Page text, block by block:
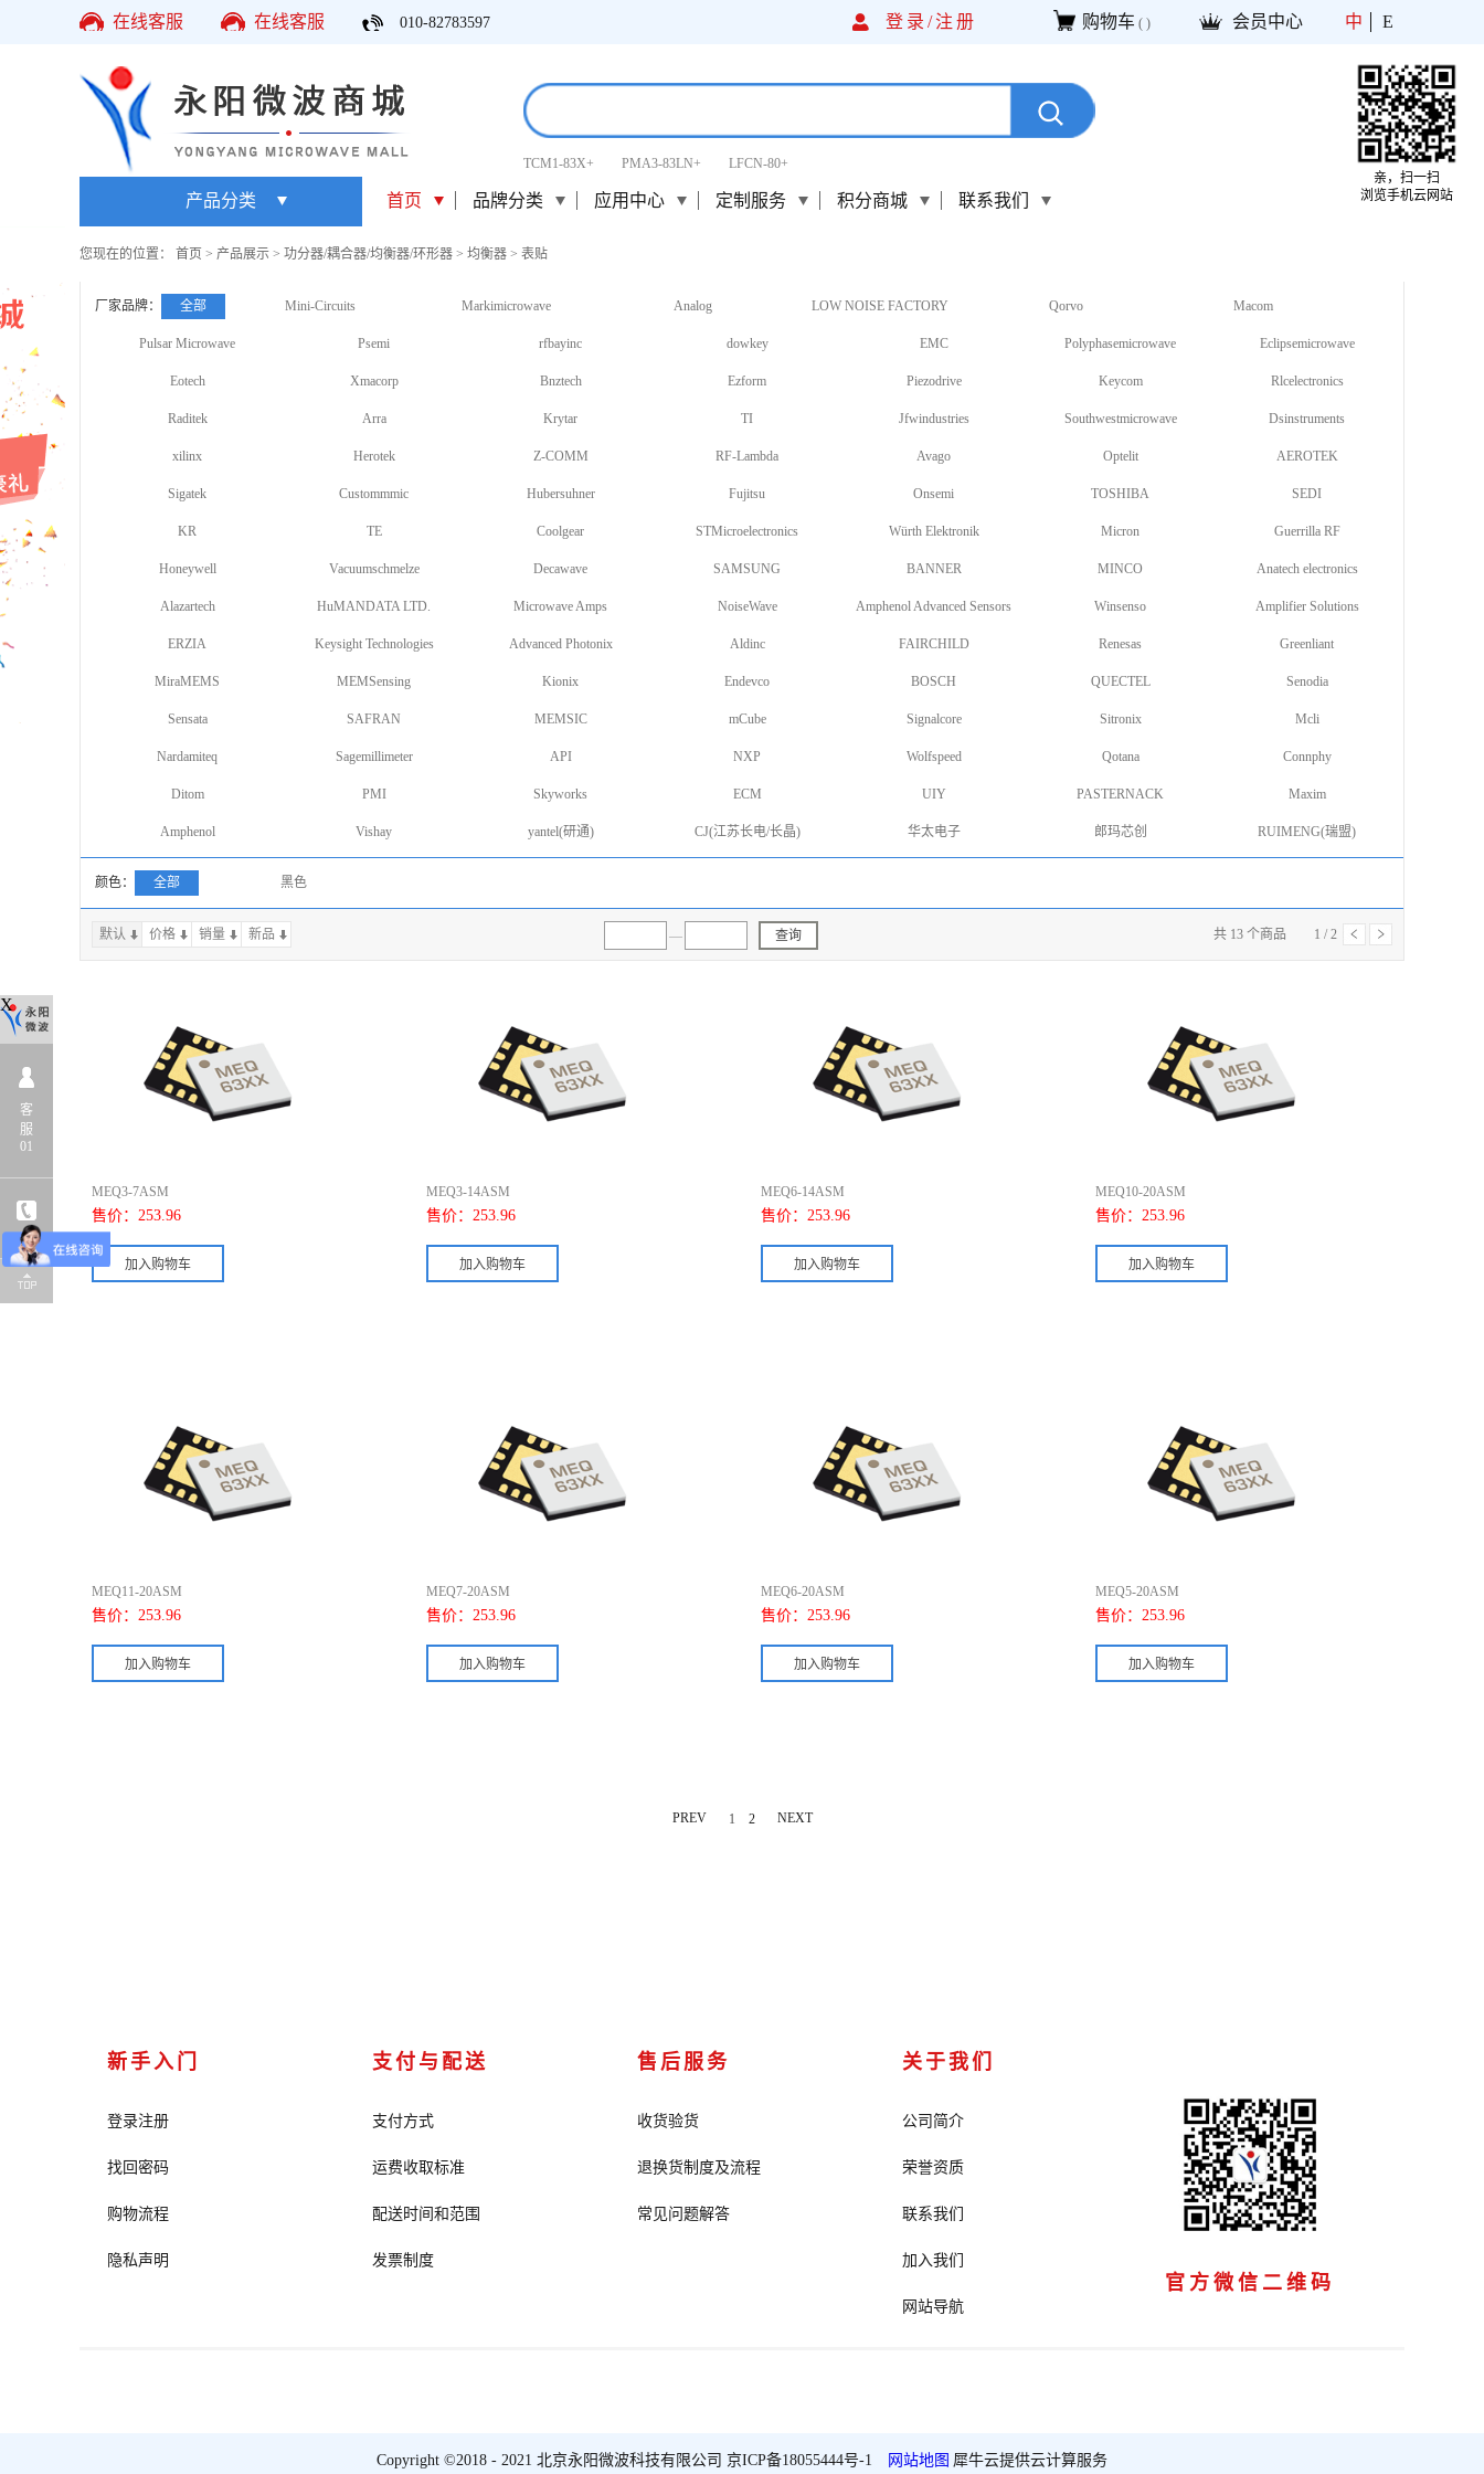
在线客服 在线客服 010-82783597 登录/注册 购物车 ( ) 会员中心 中 E
TCM1-83X+ PMA3-83LN+ LFCN-80+
产品分类 首页 品牌分类 应用中心 定制服务 积分商城 联系我们
您现在的位置： 首页 > 产品展示 > 功分器/耦合器/均衡器/环形器 > 均衡器 > 表贴
厂家品牌： 全部 Mini-Circuits Markimicrowave Analog LOW NOISE FACTORY Qorvo Macom
Pulsar Microwave Psemi rfbayinc dowkey EMC Polyphasemicrowave Eclipsemicrowave
Eotech Xmacorp Bnztech Ezform Piezodrive Keycom Rlcelectronics
Raditek Arra Krytar TI Jfwindustries Southwestmicrowave Dsinstruments
xilinx Herotek Z-COMM RF-Lambda Avago Optelit AEROTEK
Sigatek Custommmic Hubersuhner Fujitsu Onsemi TOSHIBA SEDI
KR TE Coolgear STMicroelectronics Würth Elektronik Micron Guerrilla RF
Honeywell Vacuumschmelze Decawave SAMSUNG BANNER MINCO Anatech electronics
Alazartech HuMANDATA LTD. Microwave Amps NoiseWave Amphenol Advanced Sensors Winsenso Amplifier Solutions
ERZIA Keysight Technologies Advanced Photonix Aldinc FAIRCHILD Renesas Greenliant
MiraMEMS MEMSensing Kionix Endevco BOSCH QUECTEL Senodia
Sensata SAFRAN MEMSIC mCube Signalcore Sitronix Mcli
Nardamiteq Sagemillimeter API NXP Wolfspeed Qotana Connphy
Ditom PMI Skyworks ECM UIY PASTERNACK Maxim
Amphenol Vishay yantel(研通) CJ(江苏长电/长晶) 华太电子 郎玛芯创 RUIMENG(瑞盟)
颜色： 全部 黑色
默认 价格 销量 新品 — 查询 共 13 个商品 1 / 2
上一页下一页
MEQ3-7ASM
售价： 253.96
MEQ3-14ASM
售价： 253.96
MEQ6-14ASM
售价： 253.96
MEQ10-20ASM
售价： 253.96
MEQ11-20ASM
售价： 253.96
MEQ7-20ASM
售价： 253.96
MEQ6-20ASM
售价： 253.96
MEQ5-20ASM
售价： 253.96
PREV 1 2 NEXT
新手入门
登录注册
找回密码
购物流程
隐私声明
支付与配送
支付方式
运费收取标准
配送时间和范围
发票制度
售后服务
收货验货
退换货制度及流程
常见问题解答
关于我们
公司简介
荣誉资质
联系我们
加入我们
网站导航
官方微信二维码
Copyright ©2018 - 2021 北京永阳微波科技有限公司 京ICP备18055444号-1 网站地图 犀牛云提供云计算服务
X
客
服
01
亲，扫一扫
浏览手机云网站